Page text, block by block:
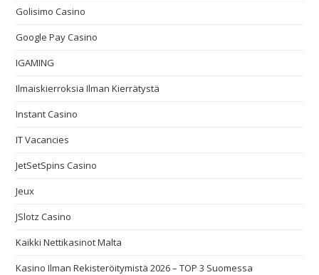
Golisimo Casino
Google Pay Casino
IGAMING
Ilmaiskierroksia Ilman Kierrätystä
Instant Casino
IT Vacancies
JetSetSpins Casino
Jeux
JSlotz Casino
Kaikki Nettikasinot Malta
Kasino Ilman Rekisteröitymistä 2026 – TOP 3 Suomessa